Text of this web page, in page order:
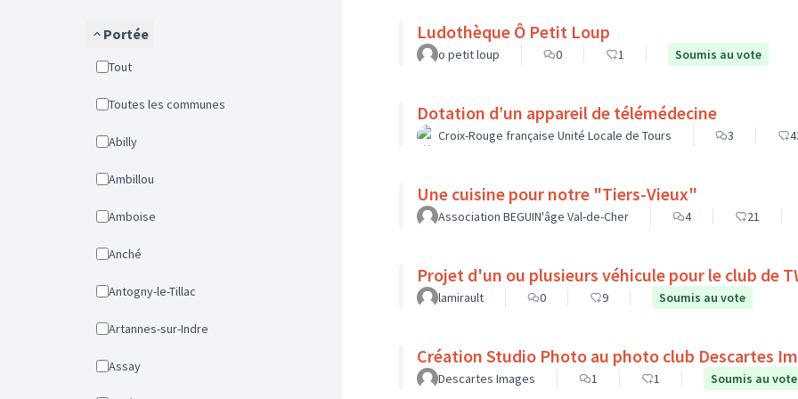
Portée
Tout
Toutes les communes
Abilly
Ambillou
Amboise
Anché
Antogny-le-Tillac
Artannes-sur-Indre
Assay
Ludothèque Ô Petit Loup
o petit loup 0 1 Soumis au vote
Dotation d’un appareil de télémédecine
Croix-Rouge française Unité Locale de Tours 3
Une cuisine pour notre "Tiers-Vieux"
Association BEGUIN'âge Val-de-Cher 4 21
Projet d'un ou plusieurs véhicule pour le club de
lamirault 0 9 Soumis au vote
Création Studio Photo au photo club Descartes
Descartes Images 1 1 Soumis au vote